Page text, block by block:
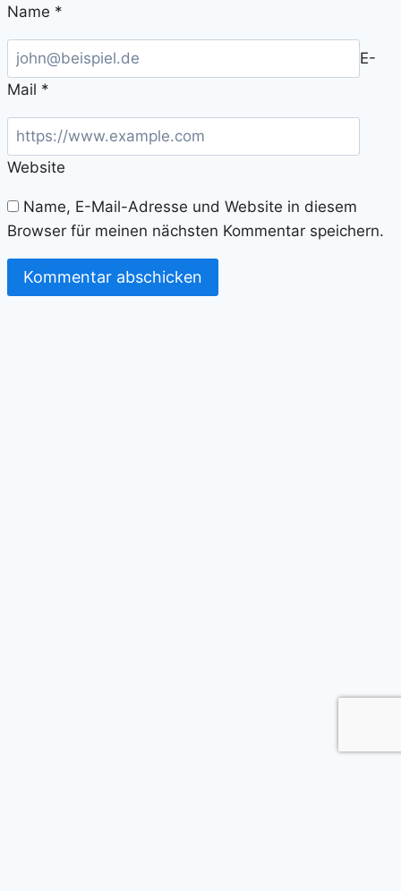
Name *
E-
Mail *
Website
Name, E-Mail-Adresse und Website in diesem
Browser für meinen nächsten Kommentar speichern.